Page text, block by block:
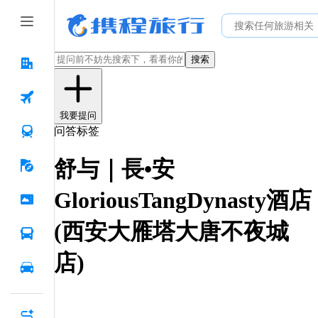
搜索
我要提问
问答标签
舒与｜長•安
GloriousTangDynasty酒店
(西安大雁塔大唐不夜城
店)